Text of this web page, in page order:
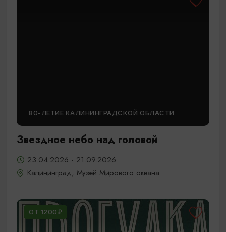
80-ЛЕТИЕ КАЛИНИНГРАДСКОЙ ОБЛАСТИ
Звездное небо над головой
23.04.2026 - 21.09.2026
Калининград, Музей Мирового океана
ОТ 1200₽